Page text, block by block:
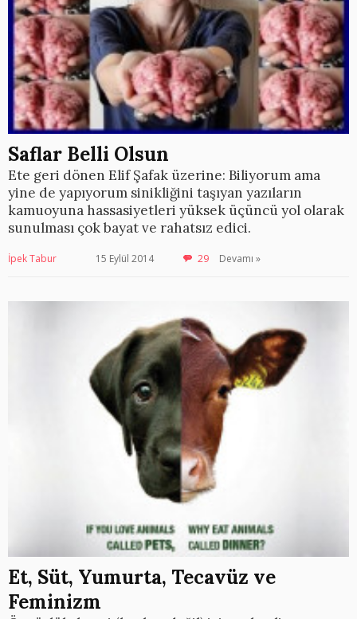
Saflar Belli Olsun
Ete geri dönen Elif Şafak üzerine: Biliyorum ama
yine de yapıyorum sinikliğini taşıyan yazıların
kamuoyuna hassasiyetleri yüksek üçüncü yol olarak
sunulması çok bayat ve rahatsız edici.
İpek Tabur 15 Eylül 2014 29 Devamı »
Et, Süt, Yumurta, Tecavüz ve
Feminizm